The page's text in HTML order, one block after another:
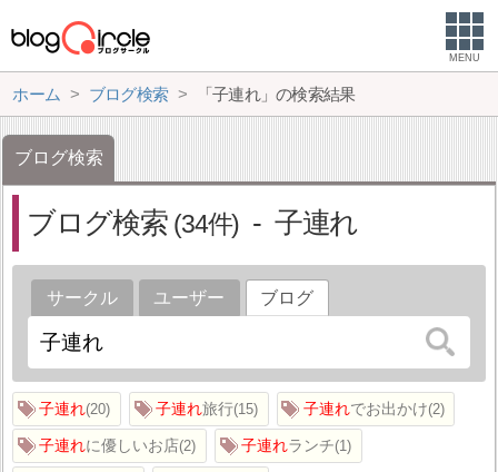
MENU
ホーム ブログ検索 「子連れ」の検索結果
ブログ検索
ブログ検索 34 子連れ
サークル ユーザー ブログ
子連れ 20 子連れ旅行 15 子連れでお出かけ 2
子連れに優しいお店 2 子連れランチ 1